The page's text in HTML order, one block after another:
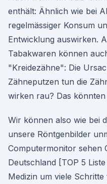
enthält: Ähnlich wie bei
regelmässiger Konsum
Entwicklung auswirken.
Tabakwaren können
"Kreidezähne": Die
Zähneputzen tun die
wirken rau? Das könnten
Wir können also wie bei
unsere Röntgenbilder
Computermonitor sehen
Deutschland [TOP 5
Medizin um viele